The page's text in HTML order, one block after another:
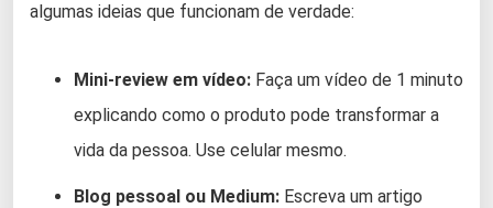
algumas ideias que funcionam de verdade:
Mini-review em vídeo: Faça um vídeo de 1 minuto
explicando como o produto pode transformar a
vida da pessoa. Use celular mesmo.
Blog pessoal ou Medium: Escreva um artigo